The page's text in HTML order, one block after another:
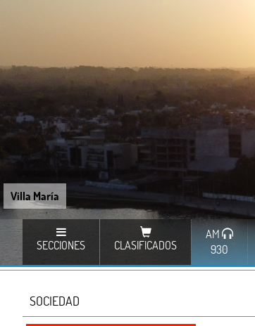
Villa María
SECCIONES CLASIFICADOS
AM
930
SOCIEDAD